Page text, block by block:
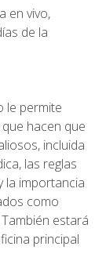
en vivo,
de la
le permite
hacen que
incluida
las reglas
la importancia
como
estará
principal